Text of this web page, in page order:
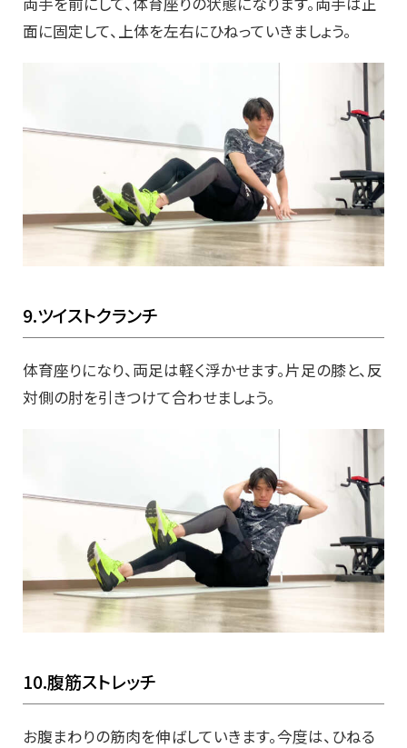
面に固定して、上体を左右にひねっていきましょう。
9.ツイストクランチ
体育座りになり、両足は軽く浮かせます。片足の膝と、反
対側の肘を引きつけて合わせましょう。
10.腹筋ストレッチ
お腹まわりの筋肉を伸ばしていきます。今度は、ひねる